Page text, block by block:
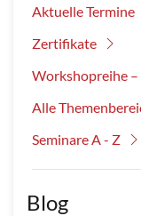
Aktuelle Termine
Zertifikate
Workshopreihe
Alle
Seminare A - Z
Blog